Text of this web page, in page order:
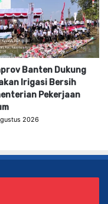
Banten Dukung
Irigasi Bersih
Pekerjaan
2026